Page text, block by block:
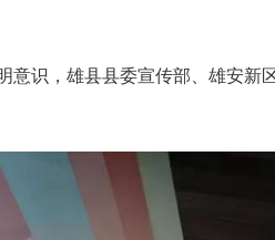
识，雄县县委宣传部、雄安新